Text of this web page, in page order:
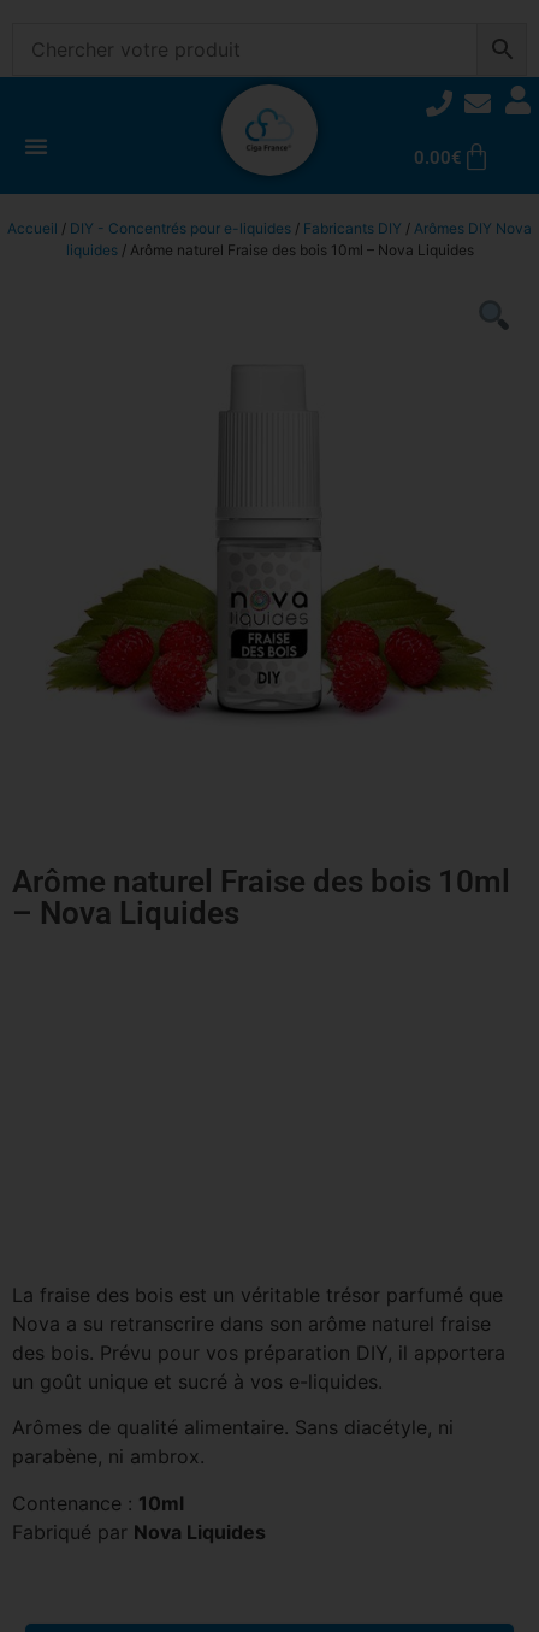
0.00€
Accueil / DIY - Concentrés pour e-liquides / Fabricants DIY / Arômes DIY Nova
liquides/ Arôme naturel Fraise des bois 10ml – Nova Liquides
Arôme naturel Fraise des bois 10ml
– Nova Liquides
La fraise des bois est un véritable trésor parfumé que
Nova a su retranscrire dans son arôme naturel fraise
des bois. Prévu pour vos préparation DIY, il apportera
un goût unique et sucré à vos e-liquides.
Arômes de qualité alimentaire. Sans diacétyle, ni
parabène, ni ambrox.
Contenance : 10ml
Fabriqué par Nova Liquides